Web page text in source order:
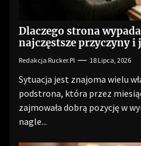
Dlaczego strona
najczęstsze przyczyny i
Redakcja Rucker.pl 18 Lipca, 2026
Sytuacja jest znajoma wielu
podstrona, która przez
zajmowała dobrą pozycję w
nagle...